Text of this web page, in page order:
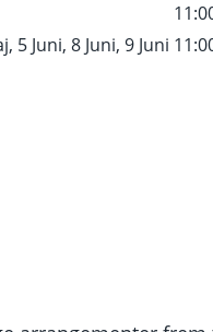
5 Juni, 8 Juni, 9 Juni